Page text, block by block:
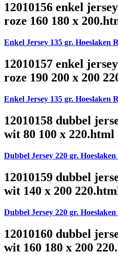
12010156 enkel
roze 160 180 x
Enkel Jersey 135 gr. Hoeslaken
12010157 enkel
roze 190 200 x 200
Enkel Jersey 135 gr. Hoeslaken
12010158 dubbel
wit 80 100 x 220.html
Dubbel Jersey 220 gr.
12010159 dubbel
wit 140 x 200
Dubbel Jersey 220 gr.
12010160 dubbel
wit 160 180 x 200